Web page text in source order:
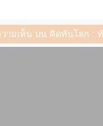
ามเห็น บน คิดทันโลก : ท้